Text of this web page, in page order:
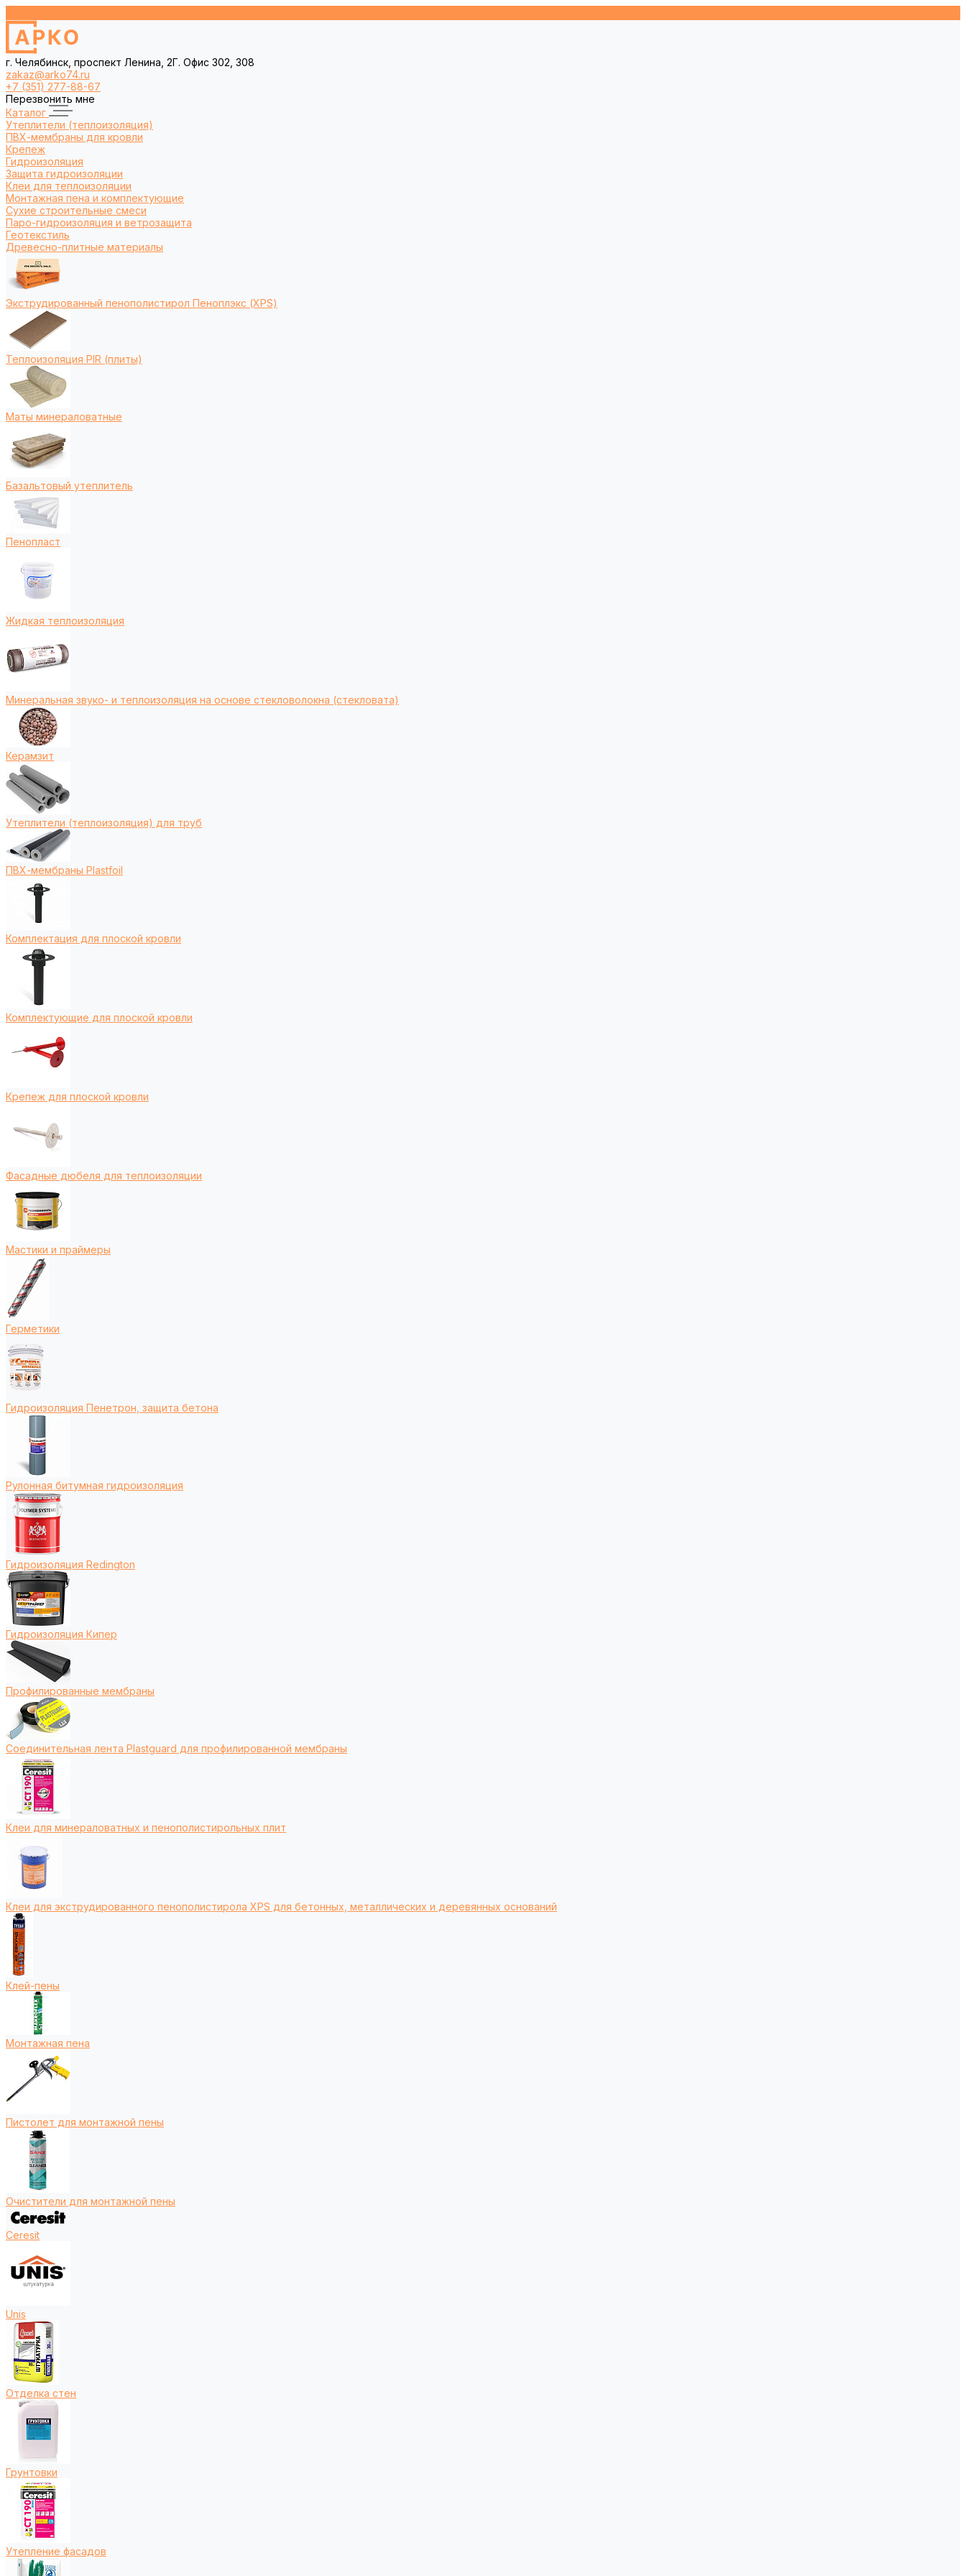
г. Челябинск, проспект Ленина, 2Г. Офис 302, 308
zakaz@arko74.ru
+7 (351) 277-88-67
Перезвонить мне
Каталог
Утеплители (теплоизоляция)
ПВХ-мембраны для кровли
Крепеж
Гидроизоляция
Защита гидроизоляции
Клеи для теплоизоляции
Монтажная пена и комплектующие
Сухие строительные смеси
Паро-гидроизоляция и ветрозащита
Геотекстиль
Древесно-плитные материалы
Экструдированный пенополистирол Пеноплэкс (XPS)
Теплоизоляция PIR (плиты)
Маты минераловатные
Базальтовый утеплитель
Пенопласт
Жидкая теплоизоляция
Минеральная звуко- и теплоизоляция на основе стекловолокна (стекловата)
Керамзит
Утеплители (теплоизоляция) для труб
ПВХ-мембраны Plastfoil
Комплектация для плоской кровли
Комплектующие для плоской кровли
Крепеж для плоской кровли
Фасадные дюбеля для теплоизоляции
Мастики и праймеры
Герметики
Гидроизоляция Пенетрон, защита бетона
Рулонная битумная гидроизоляция
Гидроизоляция Redington
Гидроизоляция Кипер
Профилированные мембраны
Соединительная лента Plastguard для профилированной мембраны
Клеи для минераловатных и пенополистирольных плит
Клеи для экструдированного пенополистирола XPS для бетонных, металлических и деревянных оснований
Клей-пены
Монтажная пена
Пистолет для монтажной пены
Очистители для монтажной пены
Ceresit
Unis
Отделка стен
Грунтовки
Утепление фасадов